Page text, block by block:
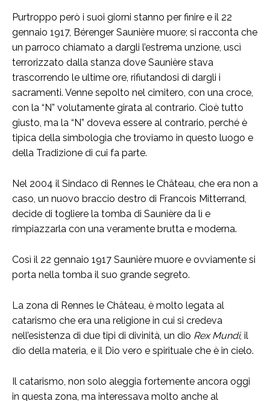
Purtroppo però i suoi giorni stanno per finire e il 22
gennaio 1917, Bérenger Saunière muore; si racconta che
un parroco chiamato a dargli l’estrema unzione, uscì
terrorizzato dalla stanza dove Saunière stava
trascorrendo le ultime ore, rifiutandosi di dargli i
sacramenti. Venne sepolto nel cimitero, con una croce,
con la “N” volutamente girata al contrario. Cioè tutto
giusto, ma la “N” doveva essere al contrario, perché è
tipica della simbologia che troviamo in questo luogo e
della Tradizione di cui fa parte.
Nel 2004 il Sindaco di Rennes le Château, che era non a
caso, un nuovo braccio destro di Francois Mitterrand,
decide di togliere la tomba di Saunière da lì e
rimpiazzarla con una veramente brutta e moderna.
Così il 22 gennaio 1917 Saunière muore e ovviamente si
porta nella tomba il suo grande segreto.
La zona di Rennes le Château, è molto legata al
catarismo che era una religione in cui si credeva
nell’esistenza di due tipi di divinità, un dio Rex Mundi, il
dio della materia, e il Dio vero e spirituale che è in cielo.
Il catarismo, non solo aleggia fortemente ancora oggi
in questa zona, ma interessava molto anche al